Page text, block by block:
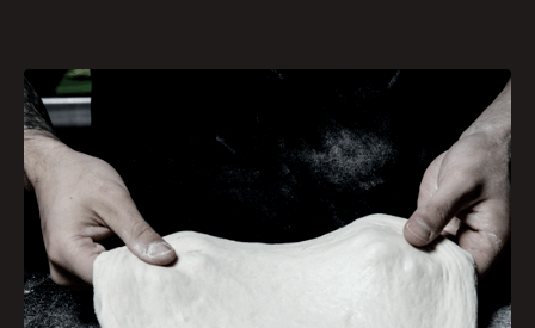
O fermento natural tem ganhado cada vez mais
popularidade entre os amantes da culinária
caseira, especialmente aqueles que apreciam a
arte da panificação. Manter e cuidar do fermento
natural pode parecer desafiador, mas com
algumas dicas simples é possível garantir que ele